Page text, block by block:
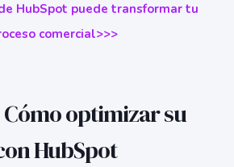
HubSpot puede transformar tu
comercial>>>
optimizar su
HubSpot